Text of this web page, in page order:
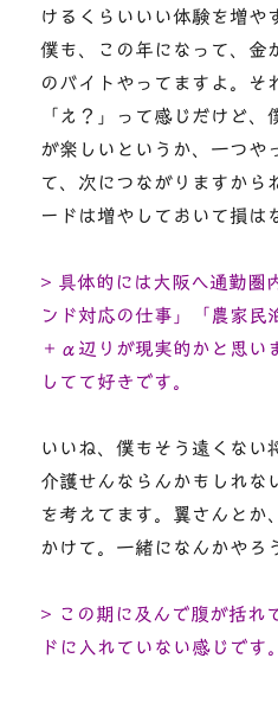
けるくらいいい体験を増や
僕も、この年になって、金
のバイトやってますよ。そ
「え？」って感じだけど
が楽しいというか、一つや
て、次につながりますから
ードは増やしておいて損は
> 具体的には大阪へ通勤圏
ンド対応の仕事」「農家民
＋α辺りが現実的かと思い
してて好きです。
いいね、僕もそう遠くない
介護せんならんかもしれな
を考えてます。翼さんとか
かけて。一緒になんかやろ
> この期に及んで腹が括れ
ドに入れていない感じです。